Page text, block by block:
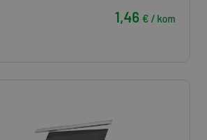
1,46 € / kom